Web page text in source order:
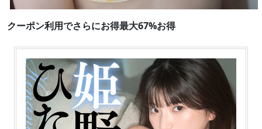
クーポン利用でさらにお得最大67%お得